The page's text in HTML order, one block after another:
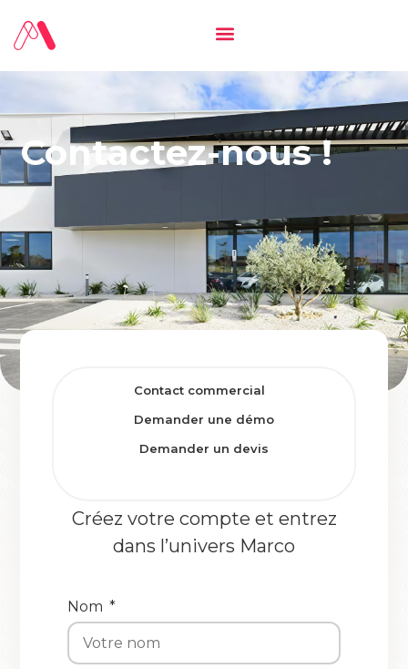
Contactez-nous !
Contact commercial
Demander une démo
Demander un devis
Créez votre compte et entrez
dans l’univers Marco
Nom